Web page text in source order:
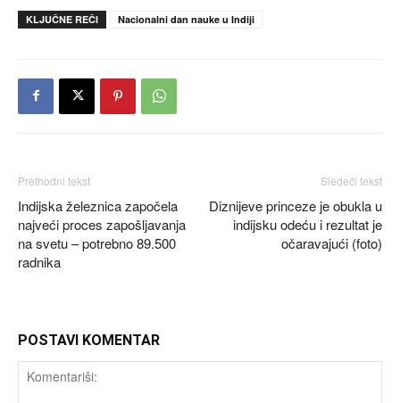
KLJUČNE REČI Nacionalni dan nauke u Indiji
Prethodni tekst
Indijska železnica započela
najveći proces zapošljavanja
na svetu – potrebno 89.500
radnika
Sledeći tekst
Diznijeve princeze je obukla u
indijsku odeću i rezultat je
očaravajući (foto)
POSTAVI KOMENTAR